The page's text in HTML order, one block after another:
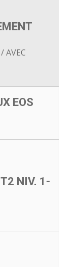
AVEC
EOS
NIV. 1-